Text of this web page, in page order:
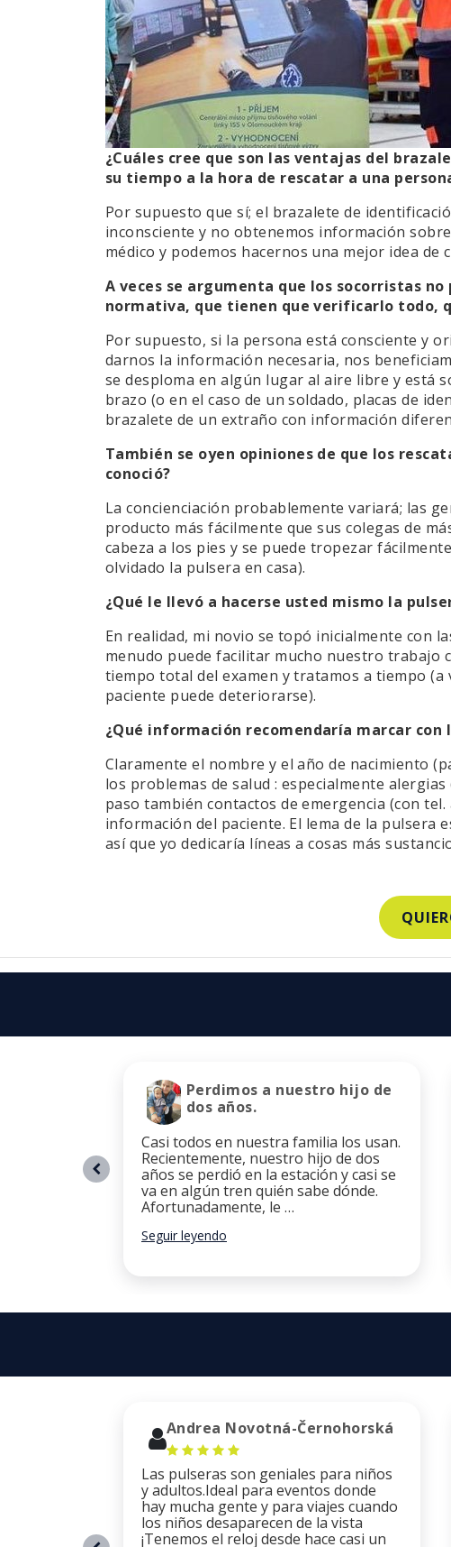
¿Cuáles cree que son las ventajas del
su tiempo a la hora de rescatar a una
Por supuesto que sí; el brazalete de
inconsciente y no obtenemos información
médico y podemos hacernos una mejor idea
A veces se argumenta que los socorristas
normativa, que tienen que verificarlo todo,
Por supuesto, si la persona está consciente y
darnos la información necesaria, nos
se desploma en algún lugar al aire libre y está
brazo (o en el caso de un soldado, placas de
brazalete de un extraño con información
También se oyen opiniones de que los
conoció?
La concienciación probablemente variará; las
producto más fácilmente que sus colegas de
cabeza a los pies y se puede tropezar
olvidado la pulsera en casa).
¿Qué le llevó a hacerse usted mismo la
En realidad, mi novio se topó inicialmente con
menudo puede facilitar mucho nuestro trabajo
tiempo total del examen y tratamos a tiempo (a
paciente puede deteriorarse).
¿Qué información recomendaría marcar con
Claramente el nombre y el año de nacimiento
los problemas de salud : especialmente
paso también contactos de emergencia (con
información del paciente. El lema de la pulsera
así que yo dedicaría líneas a cosas más
Perdimos a nuestro hijo de
dos años.
Casi todos en nuestra familia los usan.
Recientemente, nuestro hijo de dos
años se perdió en la estación y casi se
va en algún tren quién sabe dónde.
Afortunadamente, le …
Seguir leyendo
Andrea Novotná-Černohorská
Las pulseras son geniales para niños
y adultos.Ideal para eventos donde
hay mucha gente y para viajes cuando
los niños desaparecen de la vista
¡Tenemos el reloj desde hace casi un